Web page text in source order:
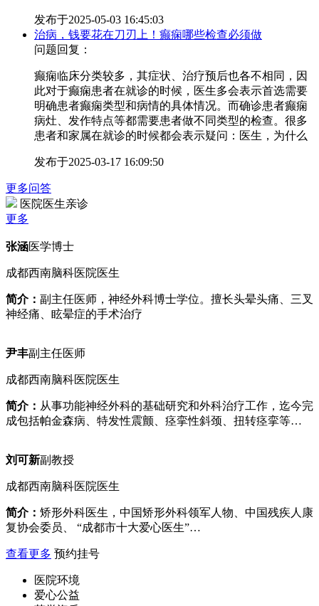
发布于2025-05-03 16:45:03
治病，钱要花在刀刃上！癫痫哪些检查必须做
问题回复：
癫痫临床分类较多，其症状、治疗预后也各不相同，因
此对于癫痫患者在就诊的时候，医生多会表示首选需要
明确患者癫痫类型和病情的具体情况。而确诊患者癫痫
病灶、发作特点等都需要患者做不同类型的检查。很多
患者和家属在就诊的时候都会表示疑问：医生，为什么
发布于2025-03-17 16:09:50
更多问答
医院医生亲诊
更多
张涵医学博士
成都西南脑科医院医生
简介： 副主任医师，神经外科博士学位。擅长头晕头痛、三叉
神经痛、眩晕症的手术治疗
尹丰副主任医师
成都西南脑科医院医生
简介： 从事功能神经外科的基础研究和外科治疗工作，迄今完
成包括帕金森病、特发性震颤、痉挛性斜颈、扭转痉挛等…
刘可新副教授
成都西南脑科医院医生
简介： 矫形外科医生，中国矫形外科领军人物、中国残疾人康
复协会委员、 “成都市十大爱心医生”…
查看更多 预约挂号
医院环境
爱心公益